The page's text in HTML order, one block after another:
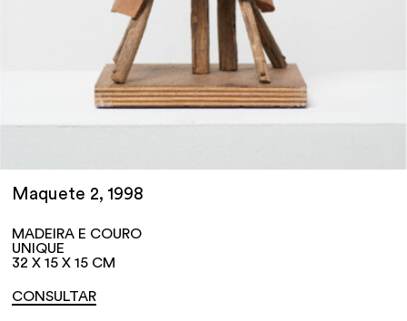
Maquete 2, 1998
MADEIRA E COURO
UNIQUE
32 X 15 X 15 CM
CONSULTAR